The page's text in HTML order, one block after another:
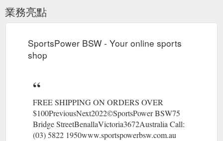
業務亮點
SportsPower BSW - Your online sports
shop
FREE SHIPPING ON ORDERS OVER
$100PreviousNext2022©SportsPower BSW75
Bridge StreetBenallaVictoria3672Australia Call:
(03) 5822 1950www.sportspowerbsw.com.au